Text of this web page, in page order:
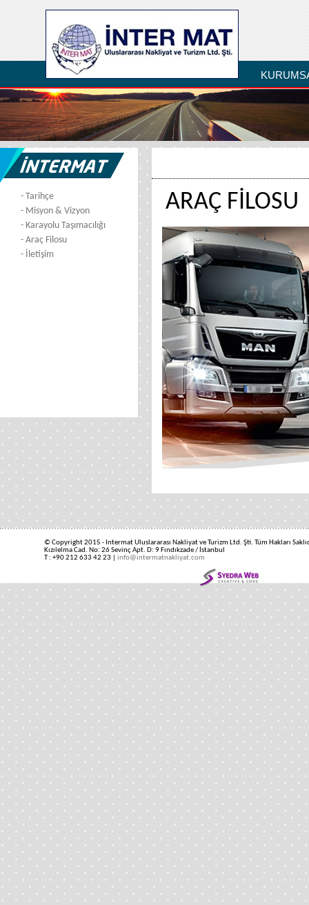
- Tarihçe
- Misyon & Vizyon
- Karayolu Taşımacılığı
- Araç Filosu
- İletişim
ARAÇ FİLOSU
© Copyright 2015 - Intermat Uluslararası Nakliyat ve Turizm Ltd. Şti. Tüm Hakları
Kızılelma Cad. No: 26 Sevinç Apt. D: 9 Fındıkzade / İstanbul
T : +90 212 633 42 23 | info@intermatnakliyat.com